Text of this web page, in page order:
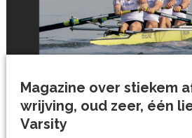
Magazine over stiekem
wrijving, oud zeer, één
Varsity